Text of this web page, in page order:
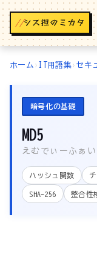
//
ホーム › IT用語集› セキ
暗号化の基礎
MD5
えむでぃーふぁ
ハッシュ関数
SHA-256 整合性